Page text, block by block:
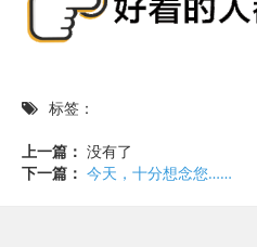
标签：
上一篇： 没有了
下一篇： 今天，十分想念您……